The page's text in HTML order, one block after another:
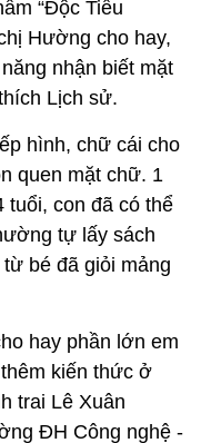
“Độc Tiểu
Hường cho hay,
nhận biết mặt
Lịch sử.
hình, chữ cái cho
quen mặt chữ. 1
tuổi, con đã có thể
tự lấy sách
bé đã giỏi mảng
hay phần lớn em
kiến thức ở
trai Lê Xuân
ĐH Công nghệ -